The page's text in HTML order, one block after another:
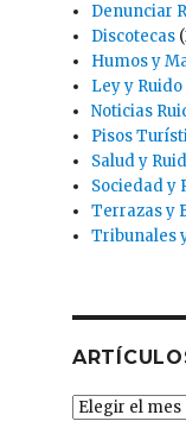
Denunciar
Discotecas
Humos y
Ley y Ruido
Noticias
Pisos
Salud y
Sociedad y
Terrazas y
Tribunales
ARTÍCULOS